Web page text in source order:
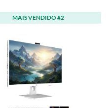
MAIS VENDIDO #2